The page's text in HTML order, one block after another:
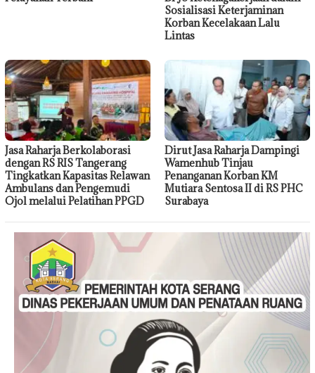
Sosialisasi Keterjaminan
Korban Kecelakaan Lalu
Lintas
Jasa Raharja Berkolaborasi
dengan RS RIS Tangerang
Tingkatkan Kapasitas Relawan
Ambulans dan Pengemudi
Ojol melalui Pelatihan PPGD
Dirut Jasa Raharja Dampingi
Wamenhub Tinjau
Penanganan Korban KM
Mutiara Sentosa II di RS PHC
Surabaya